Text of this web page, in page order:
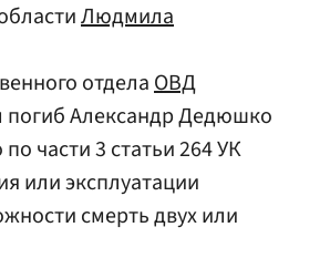
Людмила
отделаОВД
погиб Александр Дедюшко
части 3 статьи 264 УК
или эксплуатации
смерть двух или